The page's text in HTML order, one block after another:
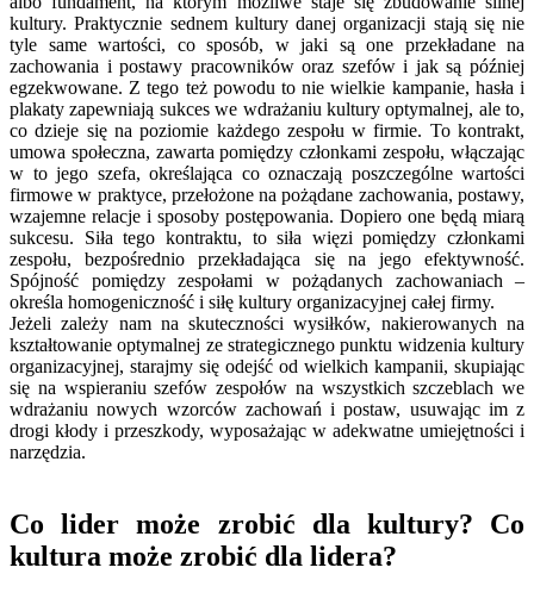
kultury. Praktycznie sednem kultury danej organizacji stają się nie
tyle same wartości, co sposób, w jaki są one przekładane na
zachowania i postawy pracowników oraz szefów i jak są później
egzekwowane. Z tego też powodu to nie wielkie kampanie, hasła i
plakaty zapewniają sukces we wdrażaniu kultury optymalnej, ale to,
co dzieje się na poziomie każdego zespołu w firmie. To kontrakt,
umowa społeczna, zawarta pomiędzy członkami zespołu, włączając
w to jego szefa, określająca co oznaczają poszczególne wartości
firmowe w praktyce, przełożone na pożądane zachowania, postawy,
wzajemne relacje i sposoby postępowania. Dopiero one będą miarą
sukcesu. Siła tego kontraktu, to siła więzi pomiędzy członkami
zespołu, bezpośrednio przekładająca się na jego efektywność.
Spójność pomiędzy zespołami w pożądanych zachowaniach –
określa homogeniczność i siłę kultury organizacyjnej całej firmy.
Jeżeli zależy nam na skuteczności wysiłków, nakierowanych na
kształtowanie optymalnej ze strategicznego punktu widzenia kultury
organizacyjnej, starajmy się odejść od wielkich kampanii, skupiając
się na wspieraniu szefów zespołów na wszystkich szczeblach we
wdrażaniu nowych wzorców zachowań i postaw, usuwając im z
drogi kłody i przeszkody, wyposażając w adekwatne umiejętności i
narzędzia.
Co lider może zrobić dla kultury? Co
kultura może zrobić dla lidera?